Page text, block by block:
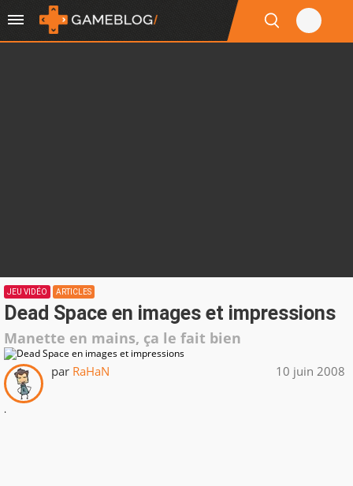
JEU VIDÉO ARTICLES
Dead Space en images et impressions
Manette en mains, ça le fait bien
par RaHaN 10 juin 2008
.